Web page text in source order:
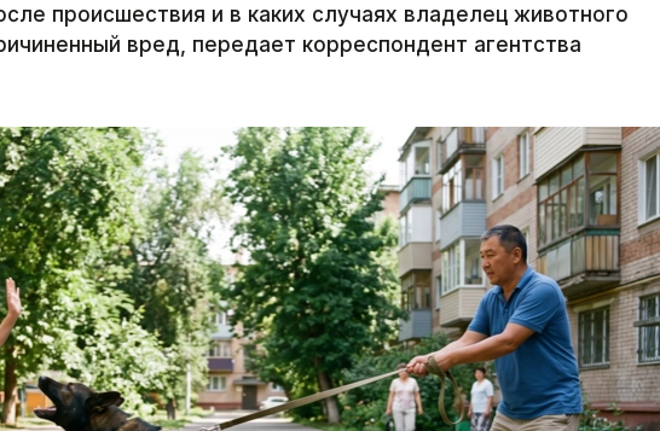
происшествия и в каких случаях владелец животного
вред, передает корреспондент агентства